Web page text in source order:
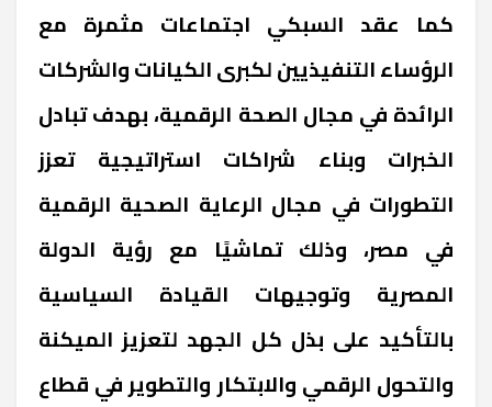
كما عقد السبكي اجتماعات مثمرة مع
الرؤساء التنفيذيين لكبرى الكيانات والشركات
الرائدة في مجال الصحة الرقمية، بهدف تبادل
الخبرات وبناء شراكات استراتيجية تعزز
التطورات في مجال الرعاية الصحية الرقمية
في مصر، وذلك تماشيًا مع رؤية الدولة
المصرية وتوجيهات القيادة السياسية
بالتأكيد على بذل كل الجهد لتعزيز الميكنة
والتحول الرقمي والابتكار والتطوير في قطاع